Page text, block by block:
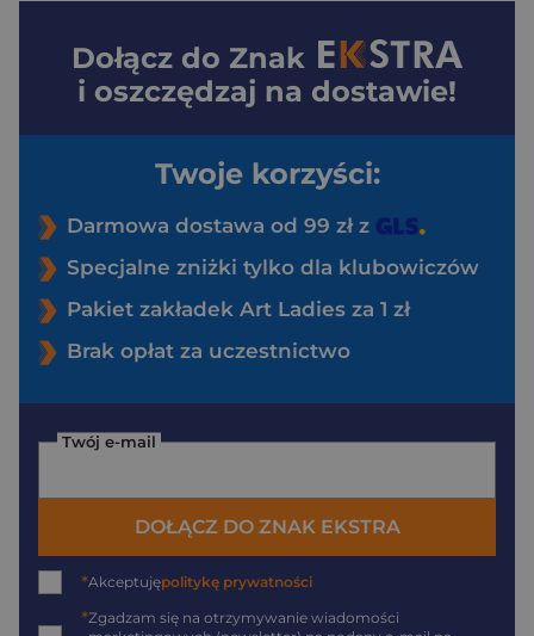
Dołącz do Znak
i oszczędzaj na dostawie!
Twoje korzyści:
Darmowa dostawa od 99 zł z
Specjalne zniżki tylko dla klubowiczów
Pakiet zakładek Art Ladies za 1 zł
Brak opłat za uczestnictwo
Twój e-mail
DOŁĄCZ DO ZNAK EKSTRA
*Akceptujępolitykę prywatności
*Zgadzam się na otrzymywanie wiadomości